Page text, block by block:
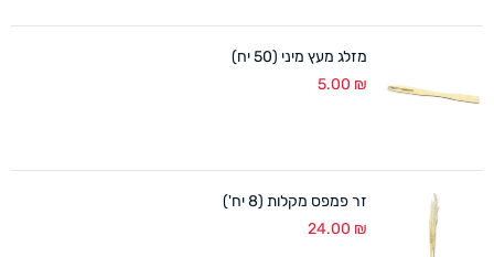
מזלג מעץ מיני (50 יח)
5.00 ₪
זר פמפס מקלות (8 יח')
24.00 ₪